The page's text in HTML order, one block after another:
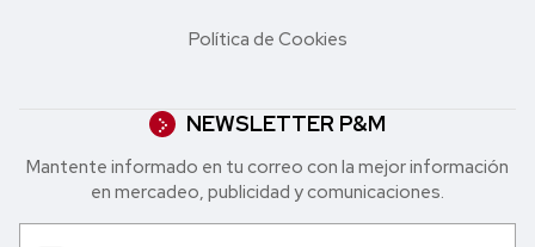
Política de Cookies
NEWSLETTER P&M
Mantente informado en tu correo con la mejor in formación
en mercadeo, publicidad y comunicaciones.